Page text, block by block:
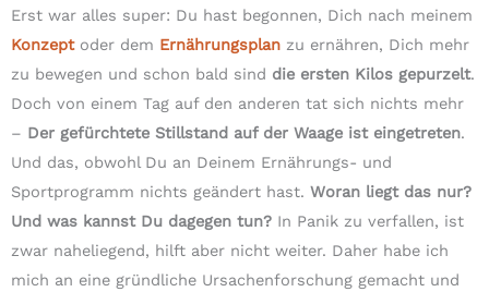
Erst war alles super: Du hast begonnen, Dich nach meinem
Konzeptoder dem Ernährungsplan zu ernähren, Dich mehr
zu bewegen und schon bald sind die ersten Kilos gepurzelt.
Doch von einem Tag auf den anderen tat sich nichts mehr
– Der gefürchtete Stillstand auf der Waage ist eingetreten.
Und das, obwohl Du an Deinem Ernährungs- und
Sportprogramm nichts geändert hast. Woran liegt das nur?
Und was kannst Du dagegen tun? In Panik zu verfallen, ist
zwar naheliegend, hilft aber nicht weiter. Daher habe ich
mich an eine gründliche Ursachenforschung gemacht und